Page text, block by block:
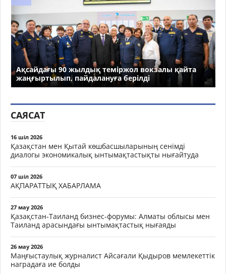
Ақсайдағы 90 жылдық теміржол вокзалы қайта
жаңғыртылып, пайдалануға берілді
САЯСАТ
16 шіл 2026
Қазақстан мен Қытай көшбасшыларының сенімді
диалогы экономикалық ынтымақтастықты нығайтуда
07 шіл 2026
АҚПАРАТТЫҚ ХАБАРЛАМА
27 мау 2026
Қазақстан-Таиланд бизнес-форумы: Алматы облысы мен
Таиланд арасындағы ынтымақтастық нығаяды
26 мау 2026
Маңғыстаулық журналист Айсағали Қыдыров мемлекеттік
наградаға ие болды